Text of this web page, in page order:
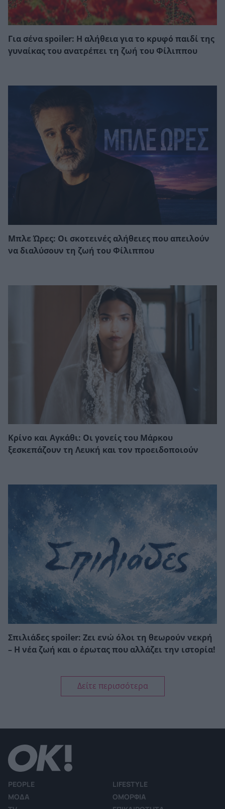
Για σένα spoiler: Η αλήθεια για το κρυφό παιδί της
γυναίκας του ανατρέπει τη ζωή του Φίλιππου
Μπλε Ώρες: Οι σκοτεινές αλήθειες που απειλούν
να διαλύσουν τη ζωή του Φίλιππου
Κρίνο και Αγκάθι: Οι γονείς του Μάρκου
ξεσκεπάζουν τη Λευκή και τον προειδοποιούν
Σπιλιάδες spoiler: Ζει ενώ όλοι τη θεωρούν νεκρή
– Η νέα ζωή και ο έρωτας που αλλάζει την ιστορία!
Δείτε περισσότερα
PEOPLE
LIFESTYLE
ΜΟΔΑ
ΟΜΟΡΦΙΑ